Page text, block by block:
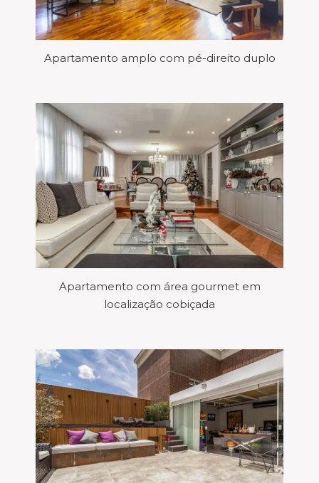
Apartamento amplo com pé-direito duplo
Apartamento com área gourmet em
localização cobiçada